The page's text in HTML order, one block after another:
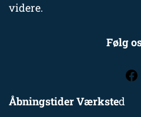
videre.
Følg
Åbningstider Værksted